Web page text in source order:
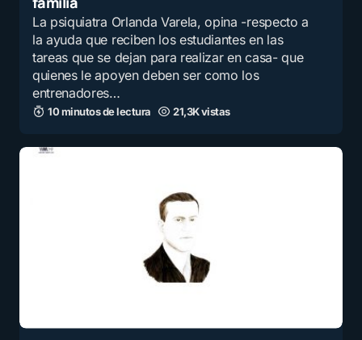
La psiquiatra Orlanda Varela, opina -respecto a
la ayuda que reciben los estudiantes en las
tareas que se dejan para realizar en casa- que
quienes le apoyen deben ser como los
entrenadores…
10 minutos de lectura 21,3K vistas